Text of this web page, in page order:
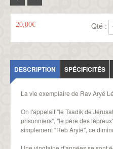
20,00€ Qté :
DESCRIPTION SPÉCIFICITÉS
La vie exemplaire de Rav Aryé
On l'appelait "le Tsadik de
prisonniers", "le père des
simplement "Reb Aryié", ce